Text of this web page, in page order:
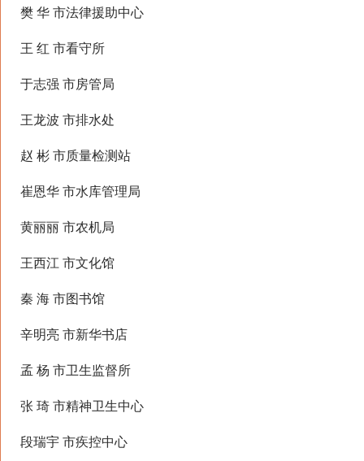
樊 华 市法律援助中心
王 红 市看守所
于志强 市房管局
王龙波 市排水处
赵 彬 市质量检测站
崔恩华 市水库管理局
黄丽丽 市农机局
王西江 市文化馆
秦 海 市图书馆
辛明亮 市新华书店
孟 杨 市卫生监督所
张 琦 市精神卫生中心
段瑞宇 市疾控中心